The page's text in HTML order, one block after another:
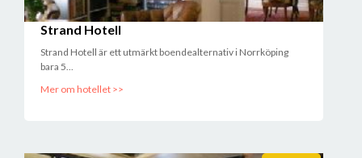
Strand Hotell
Strand Hotell är ett utmärkt boendealternativ i Norrköping
bara 5...
Mer om hotellet >>